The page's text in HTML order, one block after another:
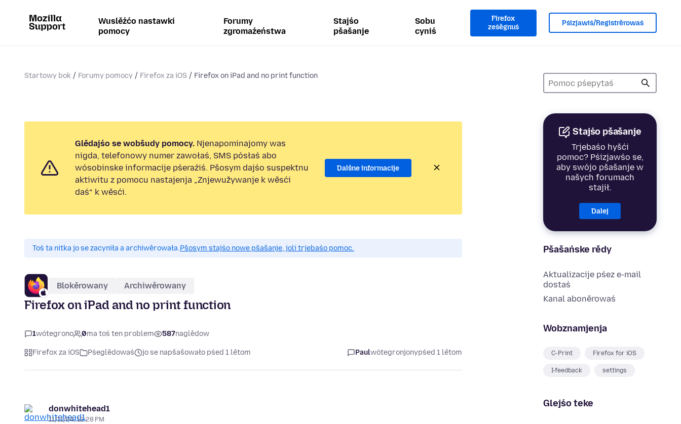
Wuslěźćo nastawki
pomocy
Forumy
zgromaźeństwa
Stajśo
pšašanje
Sobu
cyniś
Firefox
ześěgnuś
Pśizjawiś/Registrěrowaś
Startowy bok Forumy pomocy Firefox za iOS Firefox on iPad and no print function
Stajśo pšašanje
Trjebaśo hyšći
pomoc? Pśizjawśo se,
aby swójo pšašanje w
našych forumach
stajił.
Dalej
Pšašańske rědy
Aktualizacije pśez e-mail
dostaś
Kanal aboněrowaś
Wobznamjenja
C-Print Firefox for iOS
I-feedback settings
Glejśo teke
Glědajśo se wobšudy pomocy. Njenapominajomy was
nigda, telefonowy numer zawołaś, SMS pósłaś abo
wósobinske informacije pśeraźiś. Pšosym dajśo suspektnu
aktiwitu z pomocu nastajenja „Znjewužywanje k wěsći
daś“ k wěsći.
Dalšne informacije
Toś ta nitka jo se zacyniła a archiwěrowała.Pšosym stajśo nowe pšašanje, joli trjebaśo pomoc.
Blokěrowany Archiwěrowany
Firefox on iPad and no print function
1wótegrono 0ma toś ten problem 587naglědow
Firefox za iOS Pśeglědowaś jo se napšašowało pśed 1 lětom Paulwótegronjonypśed 1 lětom
donwhitehead1
11/11/24, 12:28 PM